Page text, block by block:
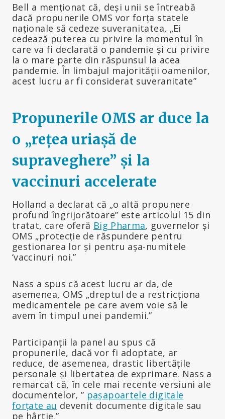
Bell a menționat că, deși unii se întreabă
dacă propunerile OMS vor forța statele
naționale să cedeze suveranitatea, „Ei
cedează puterea cu privire la momentul în
care va fi declarată o pandemie și cu privire
la o mare parte din răspunsul la acea
pandemie. În limbajul majorității oamenilor,
acest lucru ar fi considerat suveranitate”
Propunerile OMS ar duce la
o „rețea uriașă de
supraveghere” și la
vaccinuri accelerate
Holland a declarat că „o altă propunere
profund îngrijorătoare” este articolul 15 din
tratat, care oferă Big Pharma, guvernelor și
OMS „protecție de răspundere pentru
gestionarea lor și pentru așa-numitele
‘vaccinuri noi.”
Nass a spus că acest lucru ar da, de
asemenea, OMS „dreptul de a restricționa
medicamentele pe care avem voie să le
avem în timpul unei pandemii.”
Participanții la panel au spus că
propunerile, dacă vor fi adoptate, ar
reduce, de asemenea, drastic libertățile
personale și libertatea de exprimare. Nass a
remarcat că, în cele mai recente versiuni ale
documentelor, ” pașapoartele digitale
forțate au devenit documente digitale sau
pe hârtie.”